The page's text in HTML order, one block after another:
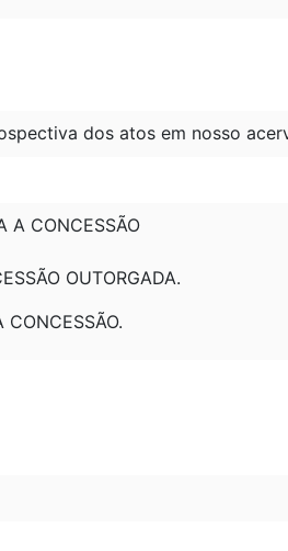
dos atos em nosso
A CONCESSÃO
OUTORGADA.